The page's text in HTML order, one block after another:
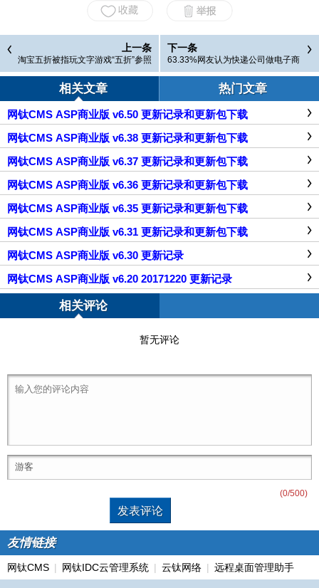
上一条
淘宝五折被指玩文字游戏“五折”参照
下一条
63.33%网友认为快递公司做电子商
相关文章 热门文章
网钛CMS ASP商业版 v6.50 更新记录和更新包下载
网钛CMS ASP商业版 v6.38 更新记录和更新包下载
网钛CMS ASP商业版 v6.37 更新记录和更新包下载
网钛CMS ASP商业版 v6.36 更新记录和更新包下载
网钛CMS ASP商业版 v6.35 更新记录和更新包下载
网钛CMS ASP商业版 v6.31 更新记录和更新包下载
网钛CMS ASP商业版 v6.30 更新记录
网钛CMS ASP商业版 v6.20 20171220 更新记录
相关评论
暂无评论
(0/500)
友情链接
网钛CMS | 网钛IDC云管理系统 | 云钛网络 | 远程桌面管理助手